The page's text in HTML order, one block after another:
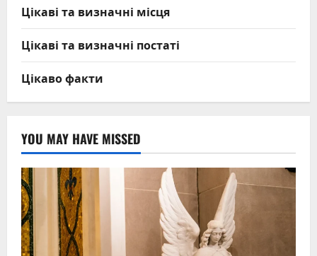
Цікаві та визначні місця
Цікаві та визначні постаті
Цікаво факти
YOU MAY HAVE MISSED